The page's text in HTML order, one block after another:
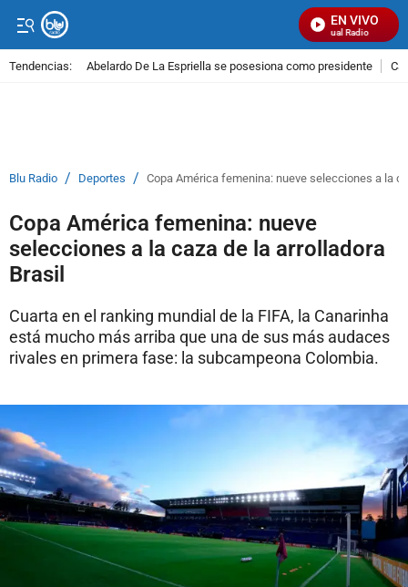
EN VIVO
Señal Visual Radio
Tendencias: Abelardo De La Espriella se posesiona como presidente
Blu Radio / Deportes / Copa América femenina: nueve selecciones a la
Copa América femenina: nueve
selecciones a la caza de la arrolladora
Brasil
Cuarta en el ranking mundial de la FIFA, la Canarinha
está mucho más arriba que una de sus más audaces
rivales en primera fase: la subcampeona Colombia.